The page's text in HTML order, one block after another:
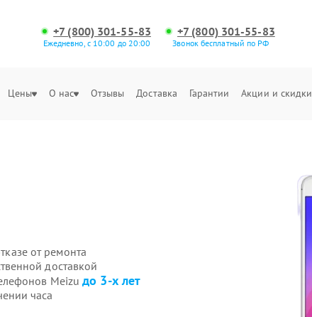
+7 (800) 301-55-83
Ежедневно, с 10:00 до 20:00
+7 (800) 301-55-83
Звонок бесплатный по РФ
Цены О нас Отзывы Доставка Гарантии Акции и скидки
от ремонта
доставкой
Meizuдо 3-х лет
часа